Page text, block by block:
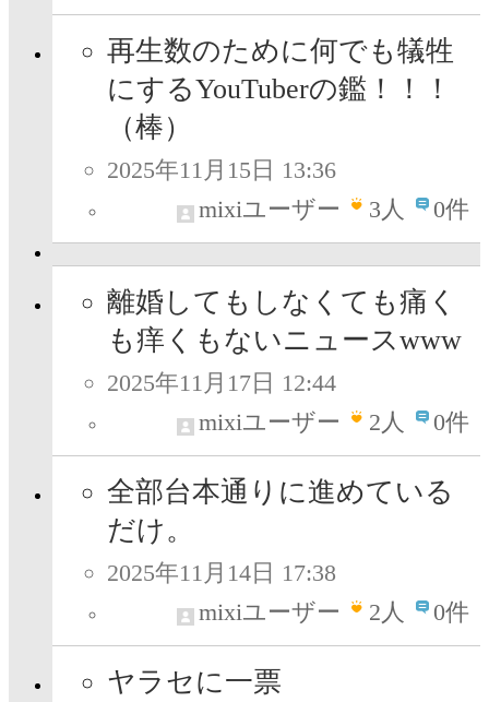
再生数のために何でも犠牲
にするYouTuberの鑑！！！
（棒）
2025年11月15日 13:36
mixiユーザー
3人 0件
離婚してもしなくても痛く
も痒くもないニュースwww
2025年11月17日 12:44
mixiユーザー
2人 0件
全部台本通りに進めている
だけ。
2025年11月14日 17:38
mixiユーザー
2人 0件
ヤラセに一票